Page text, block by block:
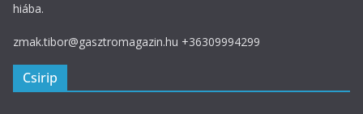
hiába.
zmak.tibor@gasztromagazin.hu +36309994299
Csirip